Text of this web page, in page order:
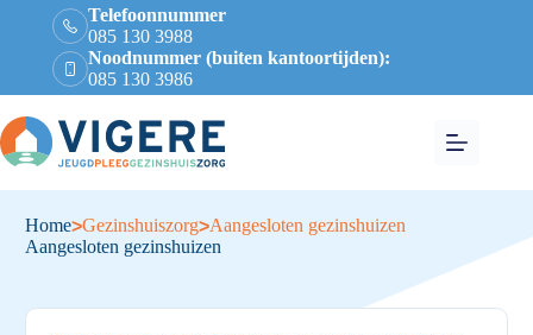
Telefoonnummer
085 130 3988
Noodnummer (buiten kantoortijden):
085 130 3986
Home>Gezinshuiszorg>Aangesloten gezinshuizen
Aangesloten gezinshuizen